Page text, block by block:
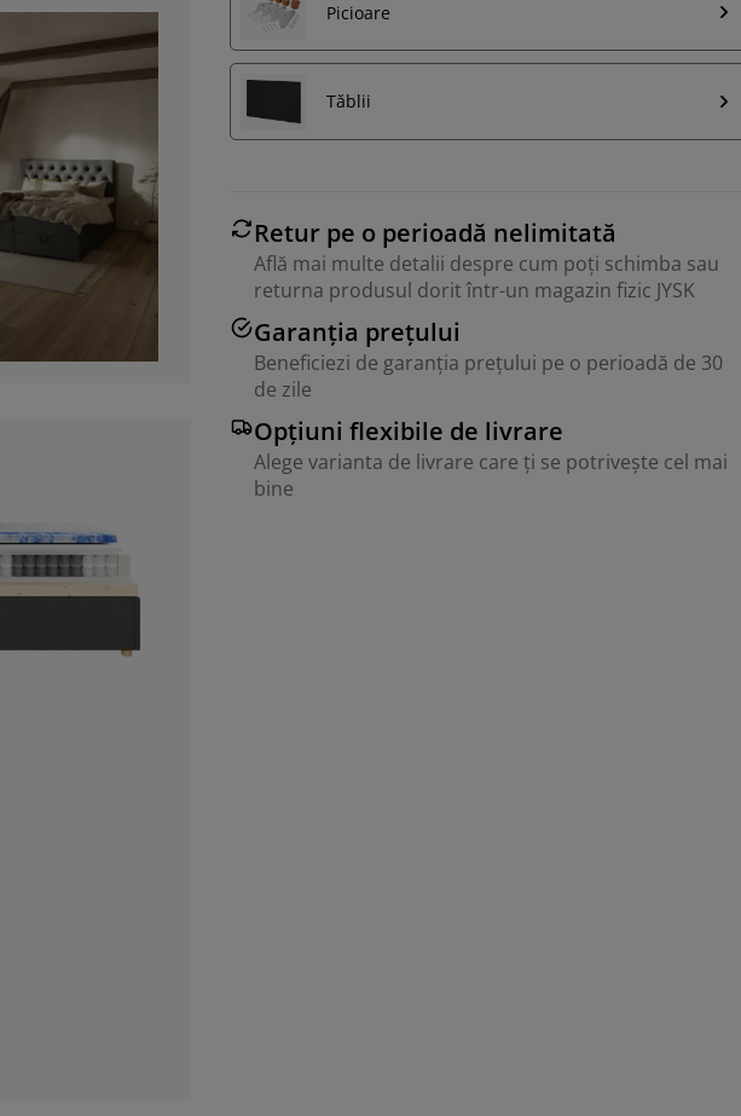
Picioare
Tăblii
Retur pe o perioadă nelimitată
Află mai multe detalii despre cum poți schimba sau
returna produsul dorit într-un magazin fizic JYSK
Garanția prețului
Beneficiezi de garanția prețului pe o perioadă de 30
de zile
Opțiuni flexibile de livrare
Alege varianta de livrare care ți se potrivește cel mai
bine